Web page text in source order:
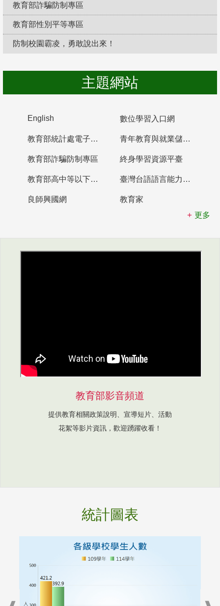
教育部詐騙防制專區
教育部性別平等專區
防制校園霸凌，勇敢說出來！
主題網站
English 數位學習入口網
教育部統計處電子書櫃 青年教育與就業儲蓄帳戶
教育部詐騙防制專區 終身學習資源平臺
教育部高中等以下學校及幼兒園教師資格檢定考試 臺灣台語語言能力認證網站
良師興國網
教育家
更多
教育部影音頻道
提供教育相關政策說明、宣導短片、活動
花絮等影片資訊，歡迎踴躍收看！
統計圖表